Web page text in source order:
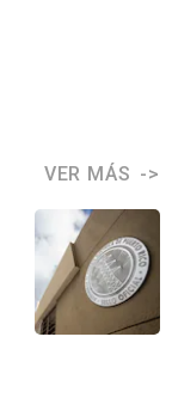
VER MÁS